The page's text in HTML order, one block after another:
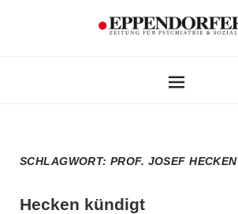
SCHLAGWORT:PROF. JOSEF HECKEN
Hecken kündigt